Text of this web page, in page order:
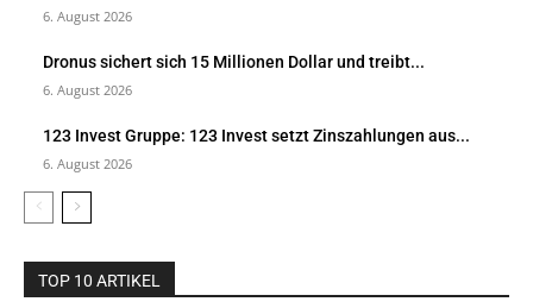
6. August 2026
Dronus sichert sich 15 Millionen Dollar und treibt...
6. August 2026
123 Invest Gruppe: 123 Invest setzt Zinszahlungen aus...
6. August 2026
TOP 10 ARTIKEL